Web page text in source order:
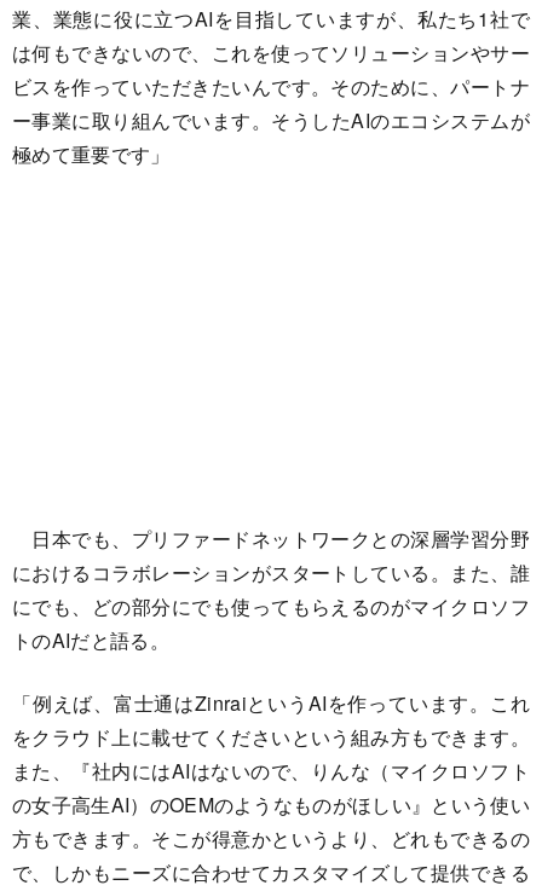
業、業態に役に立つAIを目指していますが、私たち1社で
は何もできないので、これを使ってソリューションやサー
ビスを作っていただきたいんです。そのために、パートナ
ー事業に取り組んでいます。そうしたAIのエコシステムが
極めて重要です」
日本でも、プリファードネットワークとの深層学習分野
におけるコラボレーションがスタートしている。また、誰
にでも、どの部分にでも使ってもらえるのがマイクロソフ
トのAIだと語る。
「例えば、富士通はZinraiというAIを作っています。これ
をクラウド上に載せてくださいという組み方もできます。
また、『社内にはAIはないので、りんな（マイクロソフト
の女子高生AI）のOEMのようなものがほしい』という使い
方もできます。そこが得意かというより、どれもできるの
で、しかもニーズに合わせてカスタマイズして提供できる